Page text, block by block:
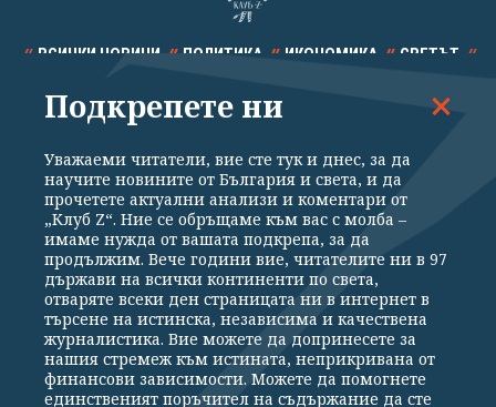
ВСИЧКИ НОВИНИ ПОЛИТИКА ИКОНОМИКА СВЕТЪТ
СПОРТ КУЛТУРА ТЕХНОЛОГИИ КАЛЕЙДОСКОП
Общи условия
Политика за поверителност
Реклама
Партньори Контакти
За Клуб Z
Екип
Подкрепете ни
Подкрепете ни
Уважаеми читатели, вие сте тук и днес, за да
научите новините от България и света, и да
прочетете актуални анализи и коментари от
„Клуб Z“. Ние се обръщаме към вас с молба –
имаме нужда от вашата подкрепа, за да
продължим. Вече години вие, читателите ни в 97
държави на всички континенти по света,
отваряте всеки ден страницата ни в интернет в
търсене на истинска, независима и качествена
журналистика. Вие можете да допринесете за
нашия стремеж към истината, неприкривана от
финансови зависимости. Можете да помогнете
единственият поръчител на съдържание да сте